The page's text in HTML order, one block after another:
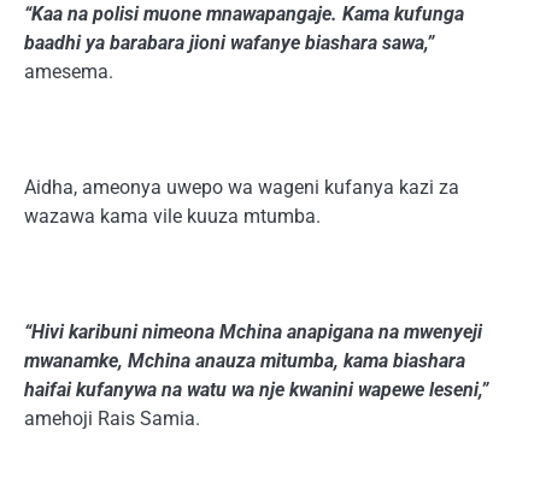
“Kaa na polisi muone mnawapangaje. Kama kufunga
baadhi ya barabara jioni wafanye biashara sawa,”
amesema.
Aidha, ameonya uwepo wa wageni kufanya kazi za
wazawa kama vile kuuza mtumba.
“Hivi karibuni nimeona Mchina anapigana na mwenyeji
mwanamke, Mchina anauza mitumba, kama biashara
haifai kufanywa na watu wa nje kwanini wapewe leseni,”
amehoji Rais Samia.